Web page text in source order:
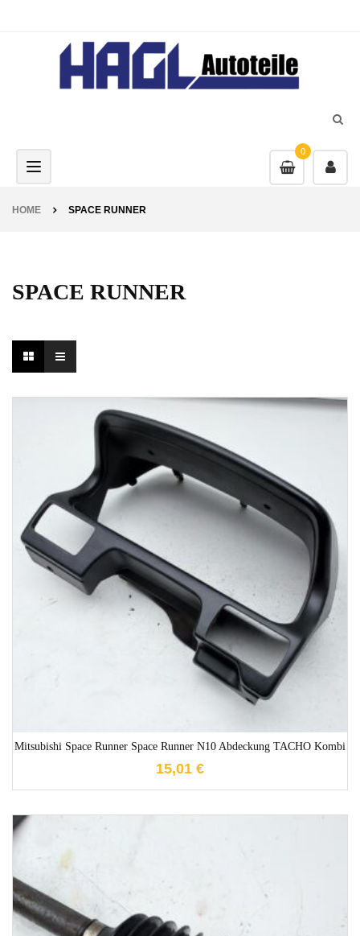
0
Toggle navigation
HOME SPACE RUNNER
SPACE RUNNER
Mitsubishi Space Runner Space Runner N10 Abdeckung TACHO Kombi
15,01 €
1-3 Werktage